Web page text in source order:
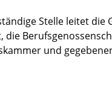
Stelle leitet die
die
und